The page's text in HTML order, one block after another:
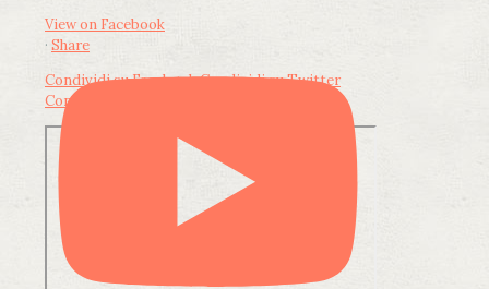
View on Facebook
· Share
Condividi su FacebookCondividi su Twitter
Condividi su LinkedIn